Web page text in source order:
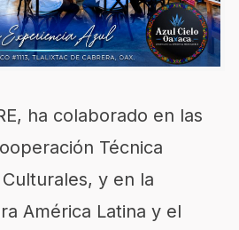
ha colaborado en las
Técnica
y en la
América Latina y el